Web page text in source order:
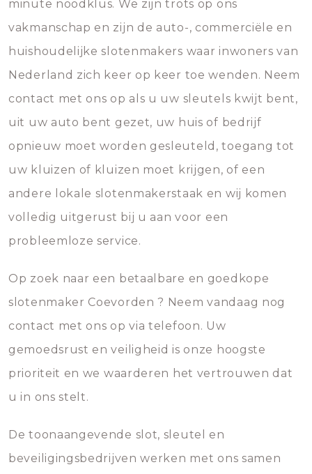
minute noodklus. We zijn trots op ons
vakmanschap en zijn de auto-, commerciële en
huishoudelijke slotenmakers waar inwoners van
Nederland zich keer op keer toe wenden. Neem
contact met ons op als u uw sleutels kwijt bent,
uit uw auto bent gezet, uw huis of bedrijf
opnieuw moet worden gesleuteld, toegang tot
uw kluizen of kluizen moet krijgen, of een
andere lokale slotenmakerstaak en wij komen
volledig uitgerust bij u aan voor een
probleemloze service.
Op zoek naar een betaalbare en goedkope
slotenmaker Coevorden ? Neem vandaag nog
contact met ons op via telefoon. Uw
gemoedsrust en veiligheid is onze hoogste
prioriteit en we waarderen het vertrouwen dat
u in ons stelt.
De toonaangevende slot, sleutel en
beveiligingsbedrijven werken met ons samen